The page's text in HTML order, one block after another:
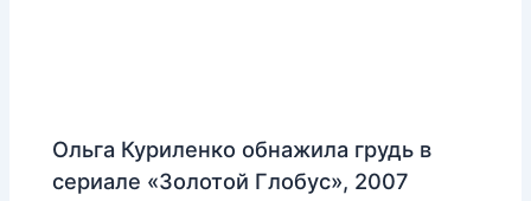
Ольга Куриленко обнажила грудь в
сериале «Золотой Глобус», 2007